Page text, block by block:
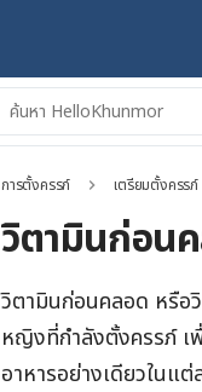
การตั้งครรภ์ เตรียมตั้งครรภ์
วิตามินก่อน
วิตามินก่อนคลอด หรือ
หญิงที่กำลังตั้งครรภ์ เพื่
อาหารอย่างเดียวในแ